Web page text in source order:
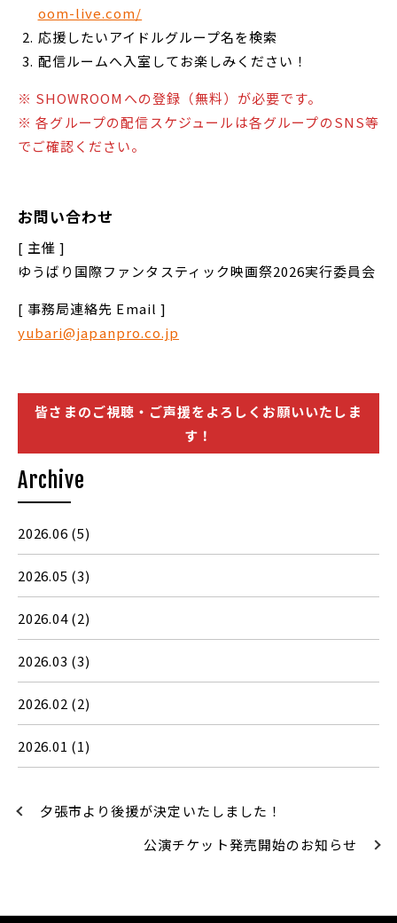
oom-live.com/
応援したいアイドルグループ名を検索
配信ルームへ入室してお楽しみください！
※ SHOWROOMへの登録（無料）が必要です。
※ 各グループの配信スケジュールは各グループのSNS等
でご確認ください。
お問い合わせ
[ 主催 ]
ゆうばり国際ファンタスティック映画祭2026実行委員会
[ 事務局連絡先 Email ]
yubari@japanpro.co.jp
皆さまのご視聴・ご声援をよろしくお願いいたしま
す！
Archive
2026.06 (5)
2026.05 (3)
2026.04(2)
2026.03 (3)
2026.02 (2)
2026.01 (1)
夕張市より後援が決定いたしました！
公演チケット発売開始のお知らせ